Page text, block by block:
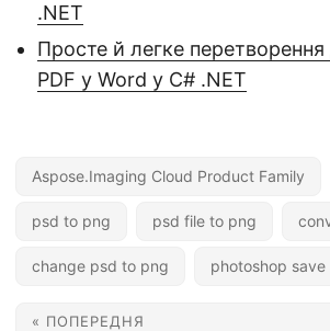
.NET
Просте й легке перетворення
PDF у Word у C# .NET
Aspose.Imaging Cloud Product Family
psd to png psd file to png
change psd to png photoshop save
« ПОПЕРЕДНЯ